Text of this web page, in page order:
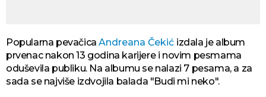
Popularna pevačicaAndreana Čekić izdala je album
prvenac nakon 13 godina karijere i novim pesmama
oduševila publiku. Na albumu se nalazi 7 pesama, a za
sada se najviše izdvojila balada "Budi mi neko".